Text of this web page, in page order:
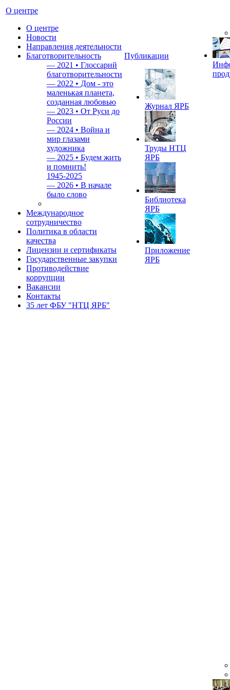
О центре
О центре
Новости
Направления деятельности
Благотворительность
— 2021 • Глоссарий
благотворительности
— 2022 • Дом - это
маленькая планета,
созданная любовью
— 2023 • От Руси до
России
— 2024 • Война и
мир глазами
художника
— 2025 • Будем жить
и помнить!
1945-2025
— 2026 • В начале
было слово
Международное
сотрудничество
Политика в области
качества
Лицензии и сертификаты
Государственные закупки
Противодействие
коррупции
Вакансии
Контакты
35 лет ФБУ "НТЦ ЯРБ"
Публикации
Журнал ЯРБ
Труды НТЦ
ЯРБ
Библиотека
ЯРБ
Приложение
ЯРБ